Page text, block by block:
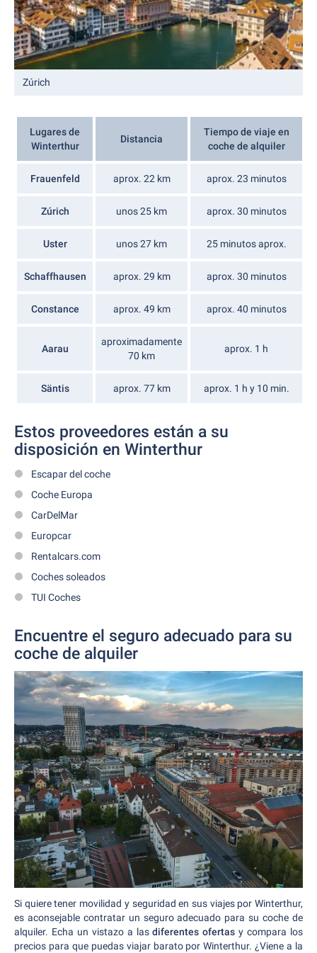
Zúrich
Lugares de
Winterthur
Distancia
Tiempo de viaje en
coche de alquiler
Frauenfeld aprox. 22 km aprox. 23 minutos
Zúrich unos 25 km aprox. 30 minutos
Uster unos 27 km 25 minutos aprox.
Schaffhausen aprox. 29 km aprox. 30 minutos
Constance aprox. 49 km aprox. 40 minutos
Aarau
aproximadamente
70 km
aprox. 1 h
Säntis aprox. 77 km aprox. 1 h y 10 min.
Estos proveedores están a su
disposición en Winterthur
Escapar del coche
Coche Europa
CarDelMar
Europcar
Rentalcars.com
Coches soleados
TUI Coches
Encuentre el seguro adecuado para su
coche de alquiler
Si quiere tener movilidad y seguridad en sus viajes por Winterthur,
es aconsejable contratar un seguro adecuado para su coche de
alquiler. Echa un vistazo a lasdiferentes ofertasy compara los
precios para que puedas viajar barato por Winterthur. ¿Viene a la